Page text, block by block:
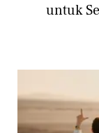
untuk